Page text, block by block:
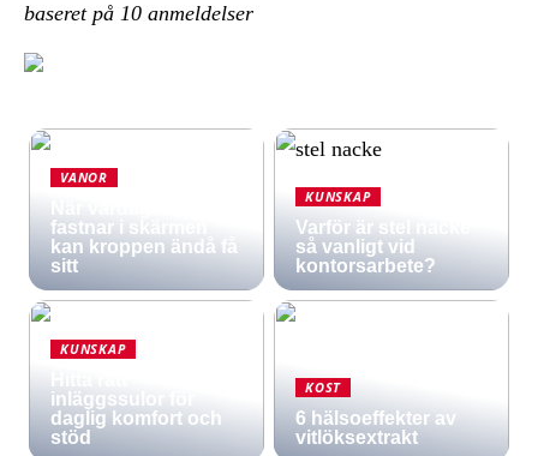
baseret på 10 anmeldelser
VANOR
fastnar i skärmen
kan kroppen ändå få
sitt
KUNSKAP
Varför är stel nacke
så vanligt vid
kontorsarbete?
KUNSKAP
inläggssulor för
daglig komfort och
stöd
KOST
6 hälsoeffekter av
vitlöksextrakt